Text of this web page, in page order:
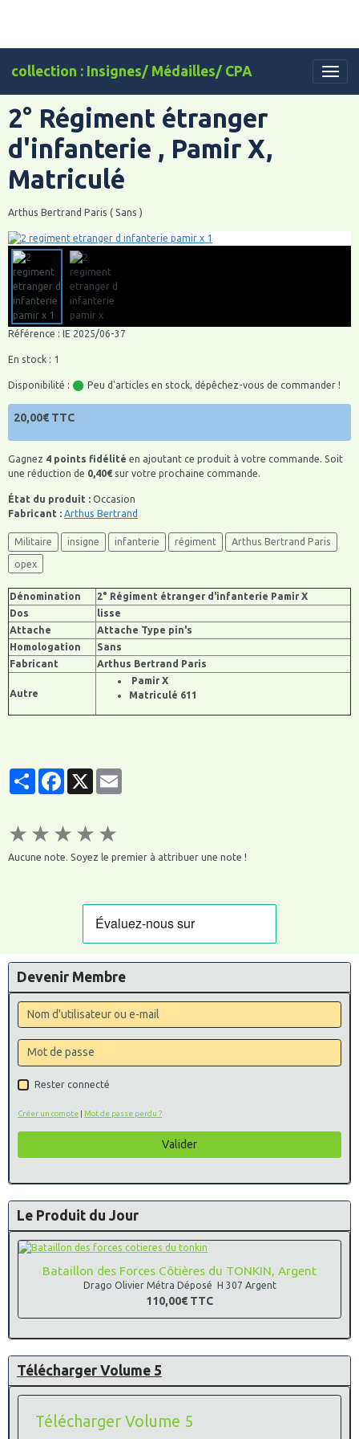
collection : Insignes/ Médailles/ CPA
2° Régiment étranger
d'infanterie , Pamir X,
Matriculé
Arthus Bertrand Paris ( Sans )
Référence : IE 2025/06-37
En stock : 1
Disponibilité : Peu d'articles en stock, dépêchez-vous de commander !
20,00€ TTC
Gagnez 4 points fidélité en ajoutant ce produit à votre commande. Soit
une réduction de 0,40€ sur votre prochaine commande.
État du produit : Occasion
Fabricant : Arthus Bertrand
Militaire insigne infanterie régiment Arthus Bertrand Paris
opex
Dénomination
2° Régiment étranger d'infanterie Pamir X
Dos
lisse
Attache
Attache Type pin's
Homologation
Sans
Fabricant
Arthus Bertrand Paris
Autre
Pamir X
Matriculé 611
PartagerFacebook
X
★ ★ ★ ★ ★
Aucune note. Soyez le premier à attribuer une note !
Devenir Membre
Rester connecté
Créer un compte | Mot de passe perdu ?
Valider
Le Produit du Jour
Bataillon des Forces Côtières du TONKIN, Argent
Drago Olivier Métra Déposé H 307 Argent
110,00€ TTC
Télécharger Volume 5
Télécharger Volume 5